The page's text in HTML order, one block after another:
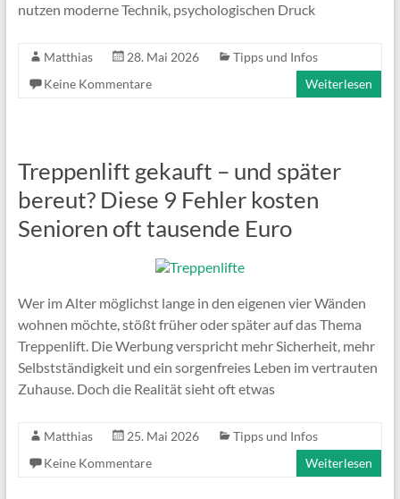
nutzen moderne Technik, psychologischen Druck
Matthias 28. Mai 2026
Tipps und Infos
Keine Kommentare
Weiterlesen
Treppenlift gekauft – und später
bereut? Diese 9 Fehler kosten
Senioren oft tausende Euro
Wer im Alter möglichst lange in den eigenen vier Wänden
wohnen möchte, stößt früher oder später auf das Thema
Treppenlift. Die Werbung verspricht mehr Sicherheit, mehr
Selbstständigkeit und ein sorgenfreies Leben im vertrauten
Zuhause. Doch die Realität sieht oft etwas
Matthias 25. Mai 2026
Tipps und Infos
Keine Kommentare
Weiterlesen